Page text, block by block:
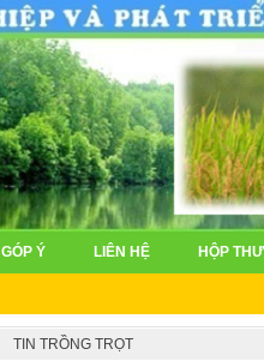
GÓP Ý LIÊN HỆ HỘP
TIN TRỒNG TRỌT